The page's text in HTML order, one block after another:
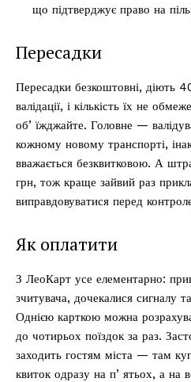
що підтверджує право на
Пересадки
Пересадки безкоштовні, діють
валідації, і кількість їх не
обʼїжджайте. Головне —
кожному новому транспорті,
вважається безквитковою. А
грн, тож краще зайвий раз
виправдовуватися перед
Як оплатити
З ЛеоКарт усе елементарно:
зчитувача, дочекалися сигналу
Однією карткою можна
до чотирьох поїздок за раз.
заходить гостям міста — там
квиток одразу на пʼятьох, а на